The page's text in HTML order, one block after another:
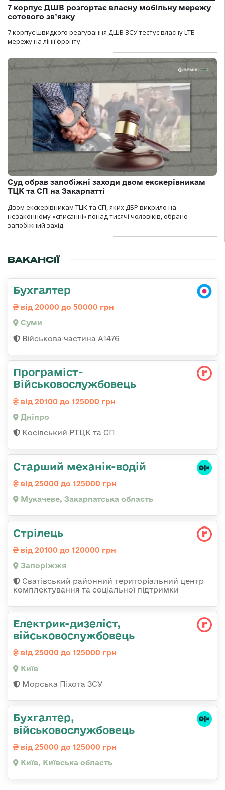
7 корпус ДШВ розгортає власну мобільну мережу
сотового зв’язку
7 корпус швидкого реагування ДШВ ЗСУ тестує власну LTE-
мережу на лінії фронту.
Суд обрав запобіжні заходи двом екскерівникам
ТЦК та СП на Закарпатті
Двом екскерівникам ТЦК та СП, яких ДБР викрило на
незаконному «списанні» понад тисячі чоловіків, обрано
запобіжний захід.
ВАКАНСІЇ
Бухгалтер
від 20000 до 50000 грн
Суми
Військова частина А1476
Програміст-
Військовослужбовець
від 20100 до 125000 грн
Дніпро
Косівський РТЦК та СП
Старший механік-водій
від 25000 до 125000 грн
Мукачеве, Закарпатська область
Стрілець
від 20100 до 120000 грн
Запоріжжя
Сватівський районний територіальний центр
комплектування та соціальної підтримки
Електрик-дизеліст,
військовослужбовець
від 25000 до 125000 грн
Київ
Морська Піхота ЗСУ
Бухгалтер,
військовослужбовець
від 25000 до 125000 грн
Київ, Київська область